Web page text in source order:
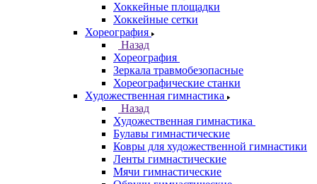
Хоккейные площадки
Хоккейные сетки
Хореография
Назад
Хореография
Зеркала травмобезопасные
Хореографические станки
Художественная гимнастика
Назад
Художественная гимнастика
Булавы гимнастические
Ковры для художественной гимнастики
Ленты гимнастические
Мячи гимнастические